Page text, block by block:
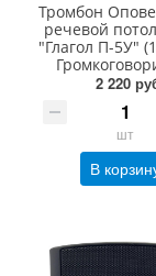
Тромбон
речевой
"Глагол П-5У"
2 220
шт
В